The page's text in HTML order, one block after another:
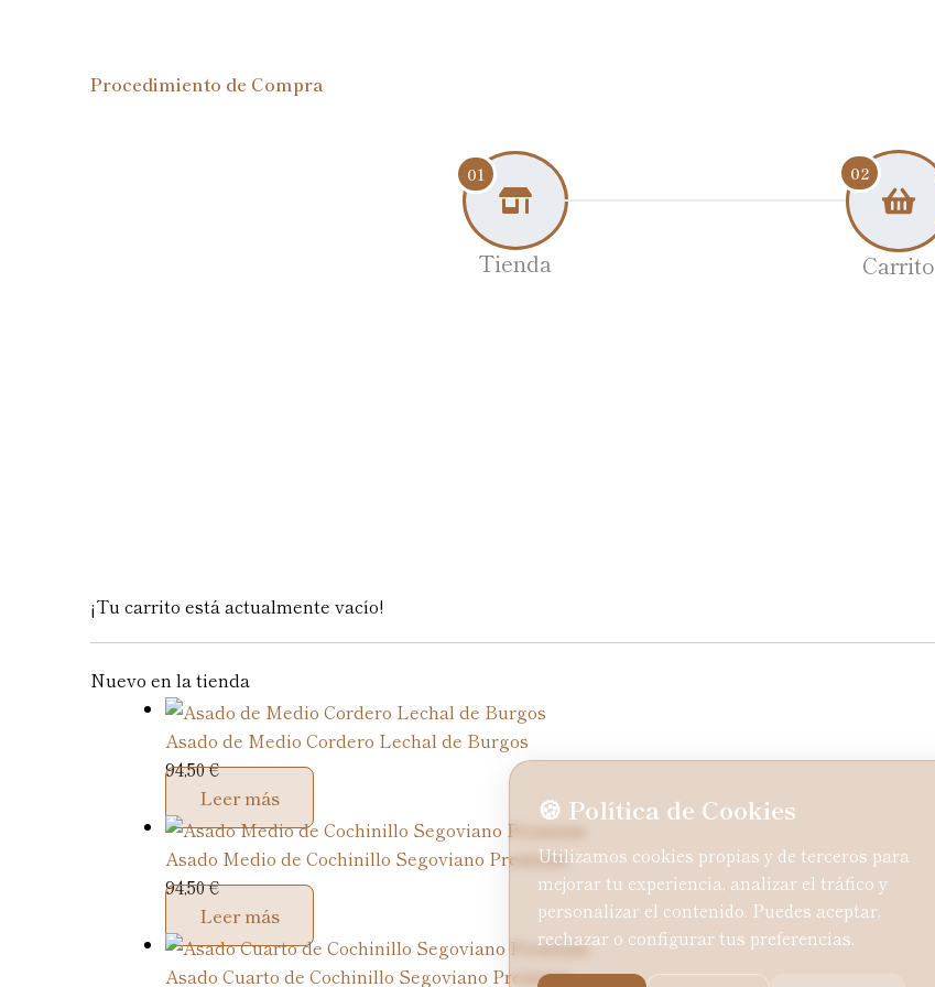
Procedimiento de Compra
01
Tienda
02
Carrito
¡Tu carrito está actualmente vacío!
Nuevo en la tienda
Asado de Medio Cordero Lechal de Burgos
94,50€
Leer más
Asado Medio de Cochinillo Segoviano Premium
94,50€
Leer más
Asado Cuarto de Cochinillo Segoviano Premium
🍪 Política de Cookies
Utilizamos cookies propias y de terceros para
mejorar tu experiencia, analizar el tráfico y
personalizar el contenido. Puedes aceptar,
rechazar o configurar tus preferencias.